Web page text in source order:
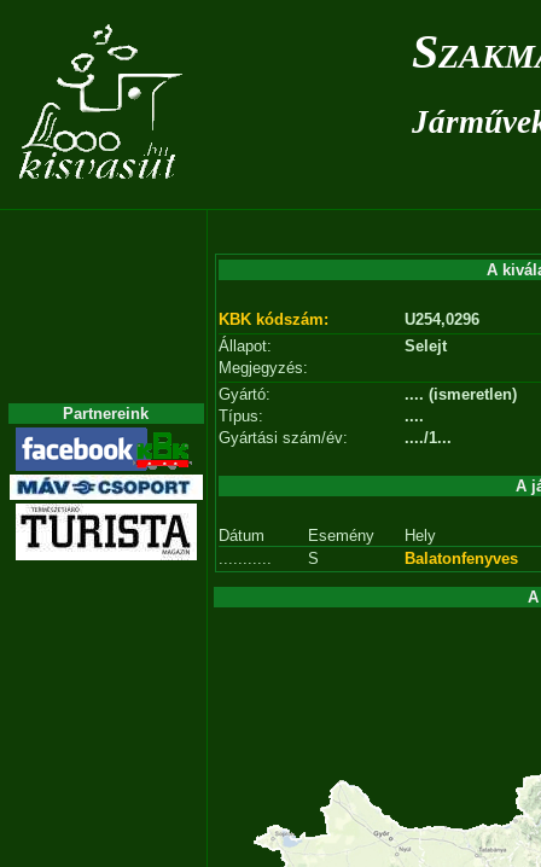
Partnereink
A
KBK kódszám:
U254,0296
Állapot:
Selejt
Megjegyzés:
Gyártó:
.... (ismeretlen)
Típus:
....
Gyártási szám/év:
..../1...
A
Dátum Esemény
Hely
...........
S Balatonfenyves